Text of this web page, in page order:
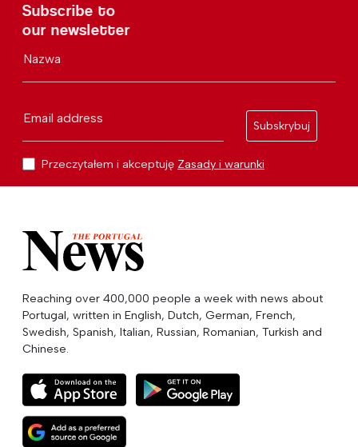
Subscribe to
our newsletter
Nazwa
Email address
Subskrybuj
Przeczytałem i akceptuję Zasady i warunki
Reaching over 400,000 people a week with news about
Portugal, written in English, Dutch, German, French,
Swedish, Spanish, Italian, Russian, Romanian, Turkish and
Chinese.